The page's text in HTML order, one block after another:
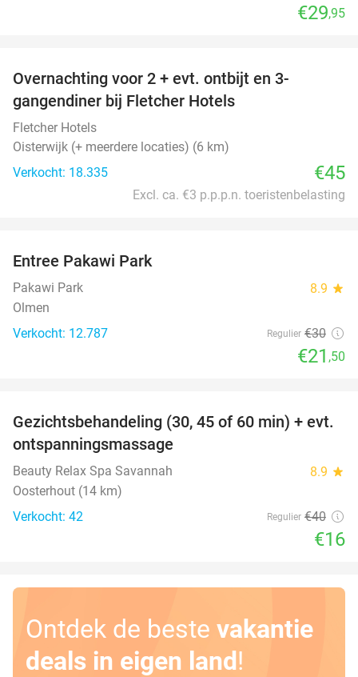
€29,95
Overnachting voor 2 + evt. ontbijt en 3-
gangendiner bij Fletcher Hotels
Fletcher Hotels
Oisterwijk (+ meerdere locaties) (6 km)
Verkocht: 18.335
€45
Excl. ca. €3 p.p.p.n. toeristenbelasting
Entree Pakawi Park
Pakawi Park 8.9 star
Olmen
Verkocht: 12.787
Regulier €30
€21 ,50
60%
Gezichtsbehandeling (30, 45 of 60 min) + evt.
ontspanningsmassage
Beauty Relax Spa Savannah 8.9 star
Oosterhout (14 km)
Verkocht: 42
Regulier €40
€16
Ontdek de beste vakantie
deals in eigen land!